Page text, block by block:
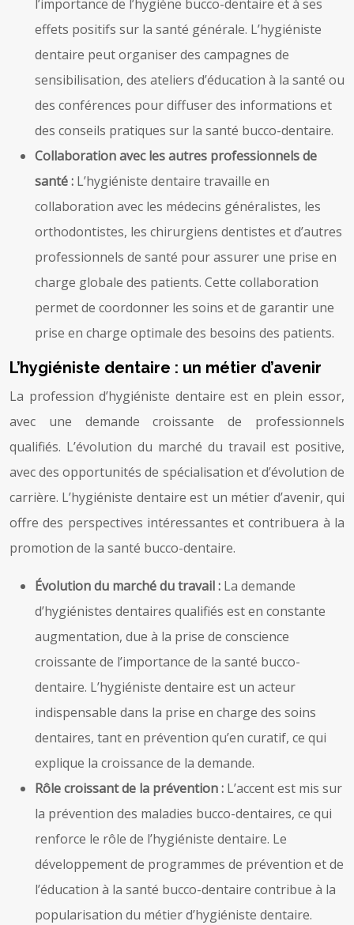
l’importance de l’hygiène bucco-dentaire et à ses
effets positifs sur la santé générale. L’hygiéniste
dentaire peut organiser des campagnes de
sensibilisation, des ateliers d’éducation à la santé ou
des conférences pour diffuser des informations et
des conseils pratiques sur la santé bucco-dentaire.
Collaboration avec les autres professionnels de
santé : L’hygiéniste dentaire travaille en
collaboration avec les médecins généralistes, les
orthodontistes, les chirurgiens dentistes et d’autres
professionnels de santé pour assurer une prise en
charge globale des patients. Cette collaboration
permet de coordonner les soins et de garantir une
prise en charge optimale des besoins des patients.
L’hygiéniste dentaire : un métier d’avenir
La profession d’hygiéniste dentaire est en plein essor,
avec une demande croissante de professionnels
qualifiés. L’évolution du marché du travail est positive,
avec des opportunités de spécialisation et d’évolution de
carrière. L’hygiéniste dentaire est un métier d’avenir, qui
offre des perspectives intéressantes et contribuera à la
promotion de la santé bucco-dentaire.
Évolution du marché du travail : La demande
d’hygiénistes dentaires qualifiés est en constante
augmentation, due à la prise de conscience
croissante de l’importance de la santé bucco-
dentaire. L’hygiéniste dentaire est un acteur
indispensable dans la prise en charge des soins
dentaires, tant en prévention qu’en curatif, ce qui
explique la croissance de la demande.
Rôle croissant de la prévention : L’accent est mis sur
la prévention des maladies bucco-dentaires, ce qui
renforce le rôle de l’hygiéniste dentaire. Le
développement de programmes de prévention et de
l’éducation à la santé bucco-dentaire contribue à la
popularisation du métier d’hygiéniste dentaire.